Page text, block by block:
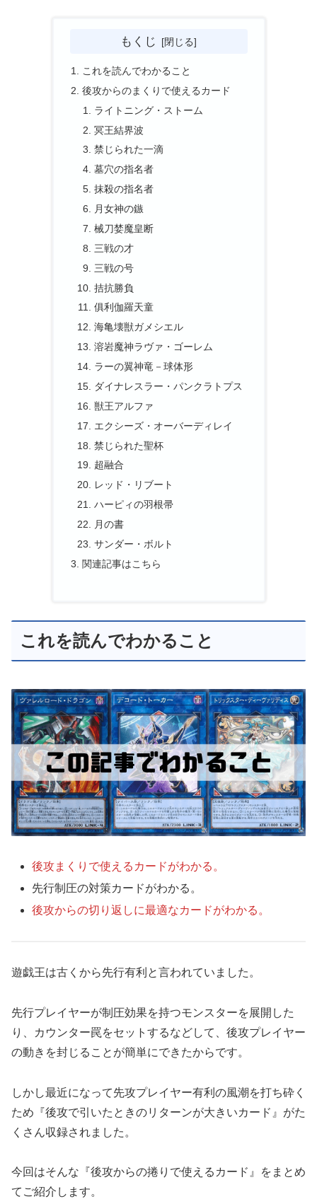
もくじ
これを読んでわかること
後攻からのまくりで使えるカード
ライトニング・ストーム
冥王結界波
禁じられた一滴
墓穴の指名者
抹殺の指名者
月女神の鏃
械刀婪魔皇断
三戦の才
三戦の号
拮抗勝負
俱利伽羅天童
海亀壊獣ガメシエル
溶岩魔神ラヴァ・ゴーレム
ラーの翼神竜－球体形
ダイナレスラー・パンクラトプス
獣王アルファ
エクシーズ・オーバーディレイ
禁じられた聖杯
超融合
レッド・リブート
ハーピィの羽根帚
月の書
サンダー・ボルト
関連記事はこちら
これを読んでわかること
後攻まくりで使えるカードがわかる。
先行制圧の対策カードがわかる。
後攻からの切り返しに最適なカードがわかる。
遊戯王は古くから先行有利と言われていました。
先行プレイヤーが制圧効果を持つモンスターを展開した
り、カウンター罠をセットするなどして、後攻プレイヤー
の動きを封じることが簡単にできたからです。
しかし最近になって先攻プレイヤー有利の風潮を打ち砕く
ため『後攻で引いたときのリターンが大きいカード』がた
くさん収録されました。
今回はそんな『後攻からの捲りで使えるカード』をまとめ
てご紹介します。